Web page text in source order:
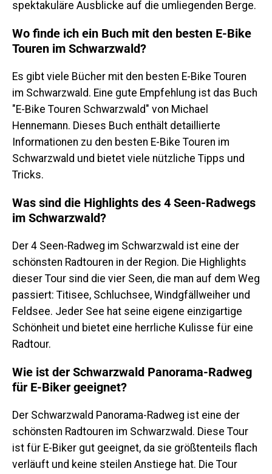
spektakuläre Ausblicke auf die umliegenden Berge.
Wo finde ich ein Buch mit den besten E-Bike
Touren im Schwarzwald?
Es gibt viele Bücher mit den besten E-Bike Touren
im Schwarzwald. Eine gute Empfehlung ist das Buch
"E-Bike Touren Schwarzwald" von Michael
Hennemann. Dieses Buch enthält detaillierte
Informationen zu den besten E-Bike Touren im
Schwarzwald und bietet viele nützliche Tipps und
Tricks.
Was sind die Highlights des 4 Seen-Radwegs
im Schwarzwald?
Der 4 Seen-Radweg im Schwarzwald ist eine der
schönsten Radtouren in der Region. Die Highlights
dieser Tour sind die vier Seen, die man auf dem Weg
passiert: Titisee, Schluchsee, Windgfällweiher und
Feldsee. Jeder See hat seine eigene einzigartige
Schönheit und bietet eine herrliche Kulisse für eine
Radtour.
Wie ist der Schwarzwald Panorama-Radweg
für E-Biker geeignet?
Der Schwarzwald Panorama-Radweg ist eine der
schönsten Radtouren im Schwarzwald. Diese Tour
ist für E-Biker gut geeignet, da sie größtenteils flach
verläuft und keine steilen Anstiege hat. Die Tour